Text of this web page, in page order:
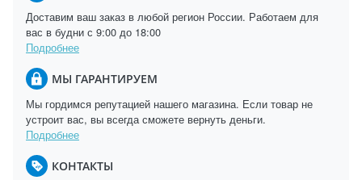
Доставим ваш заказ в любой регион России. Работаем для
вас в будни с 9:00 до 18:00
Подробнее
МЫ ГАРАНТИРУЕМ
Мы гордимся репутацией нашего магазина. Если товар не
устроит вас, вы всегда сможете вернуть деньги.
Подробнее
КОНТАКТЫ